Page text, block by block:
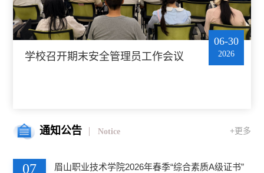
学校召开期末安全管理员工作会议
06-30
2026
通知公告 Notice +更多
07
眉山职业技术学院2026年春季“综合素质A级证书”